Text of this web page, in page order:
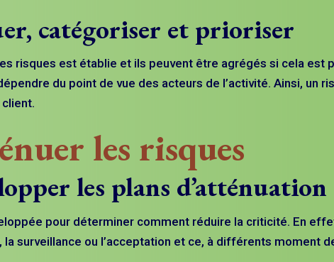
catégoriser et prioriser
risques est établie et ils peuvent être agrégés si cela
du point de vue des acteurs de l’activité. Ainsi, un
les risques
les plans d’atténuation
pour déterminer comment réduire la criticité. En
surveillance ou l’acceptation et ce, à différents moment